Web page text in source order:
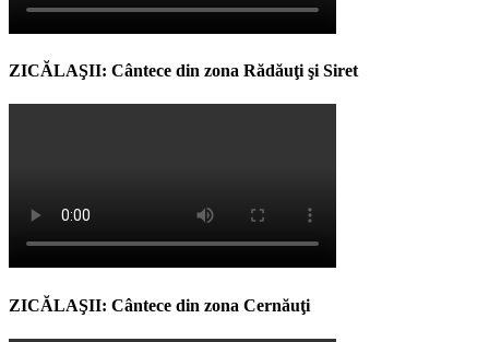
ZICĂLAŞII: Cântece din zona Rădăuţi şi Siret
ZICĂLAŞII: Cântece din zona Cernăuţi